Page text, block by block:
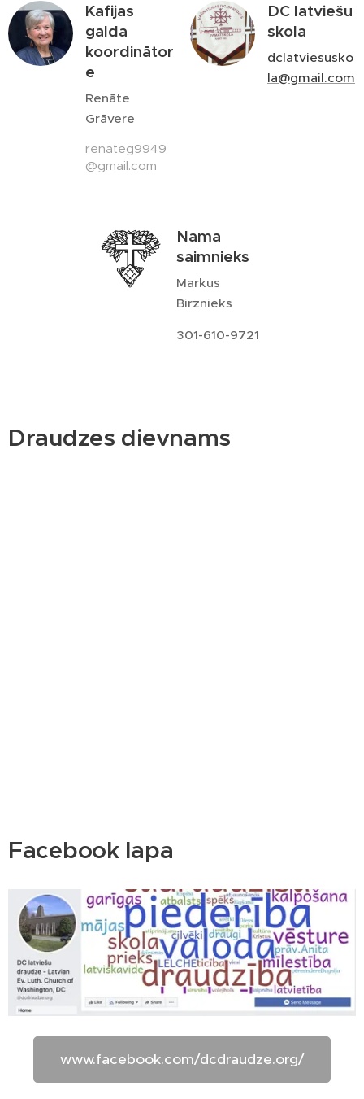
Kafijas
galda
koordinātor
e
Renāte
Grāvere
renateg9949
@gmail.com
DC latviešu
skola
dclatviesusko
la@gmail.com
Nama
saimnieks
Markus
Birznieks
301-610-9721
Draudzes dievnams
Facebook lapa
www.facebook.com/dcdraudze.org/